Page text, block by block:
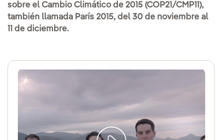
sobre el Cambio Climático de 2015 (COP21/CMP11),
también llamada París 2015, del 30 de noviembre al
11 de diciembre.